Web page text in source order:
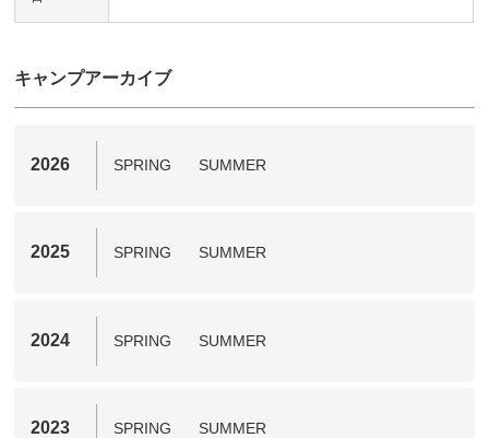
キャンプアーカイブ
2026 SPRING SUMMER
2025 SPRING SUMMER
2024 SPRING SUMMER
2023 SPRING SUMMER